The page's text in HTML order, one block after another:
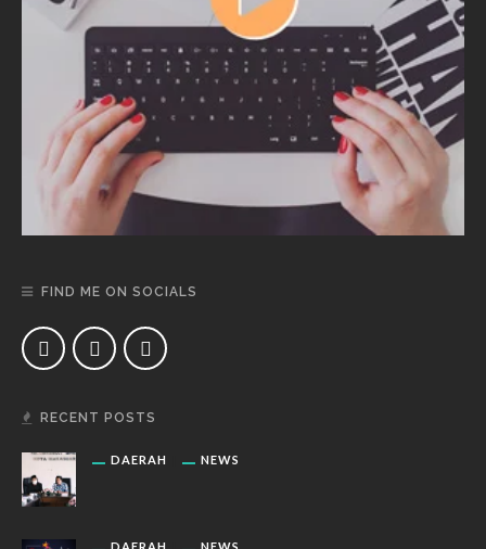
FIND ME ON SOCIALS
RECENT POSTS
DAERAH NEWS
DAERAH NEWS